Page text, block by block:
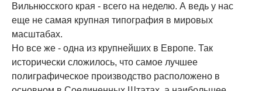
Вильнюсского края - всего на неделю. А ведь у нас
еще не самая крупная типография в мировых
масштабах.
Но все же - одна из крупнейших в Европе. Так
исторически сложилось, что самое лучшее
полиграфическое производство расположено в